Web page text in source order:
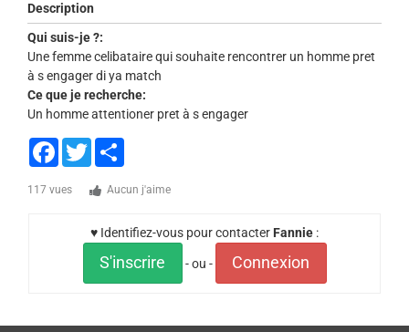
Description
Qui suis-je ?:
Une femme celibataire qui souhaite rencontrer un homme pret
à s engager di ya match
Ce que je recherche:
Un homme attentioner pret à s engager
Facebook
Twitter
117 vues Aucun j'aime
♥ Identifiez-vous pour contacter Fannie :
S'inscrire - ou - Connexion